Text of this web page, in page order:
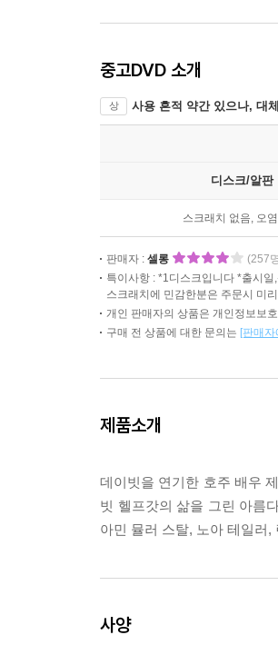
중고DVD 소개
상 사용 흔적 약간 있으나, 대
디스크/알판
스크래치 없음, 오
판매자 : 셀롱
(257
특이사항 : *1디스크입니다 *출시
스크래치에 민감한분은 주문시 미
개인 판매자의 상품은 개인정보보
구매 전 상품에 대한 문의는 [판매
제품소개
데이빗을 연기한 호주 배우
빗 헬프갓의 삶을 그린 아름
아민 뮬러 스탈, 노아 테일러
사양